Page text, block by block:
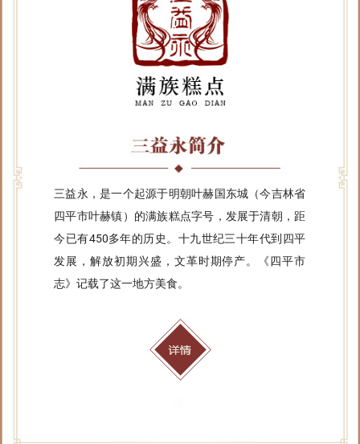
三益永，是一个起源于明朝叶赫国东城（今吉林省
四平市叶赫镇）的满族糕点字号，发展于清朝，距
今已有450多年的历史。十九世纪三十年代到四平
发展，解放初期兴盛，文革时期停产。《四平市
志》记载了这一地方美食。